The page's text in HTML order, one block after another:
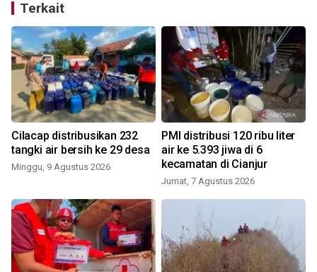
Terkait
Cilacap distribusikan 232
tangki air bersih ke 29 desa
Minggu, 9 Agustus 2026
PMI distribusi 120 ribu liter
air ke 5.393 jiwa di 6
kecamatan di Cianjur
Jumat, 7 Agustus 2026